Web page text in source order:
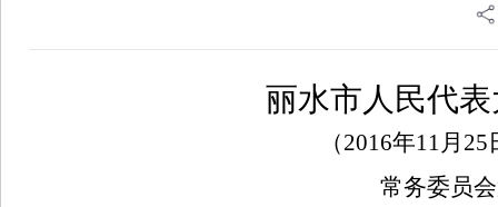
丽水市人民代
（2016年11月 25
常务委员